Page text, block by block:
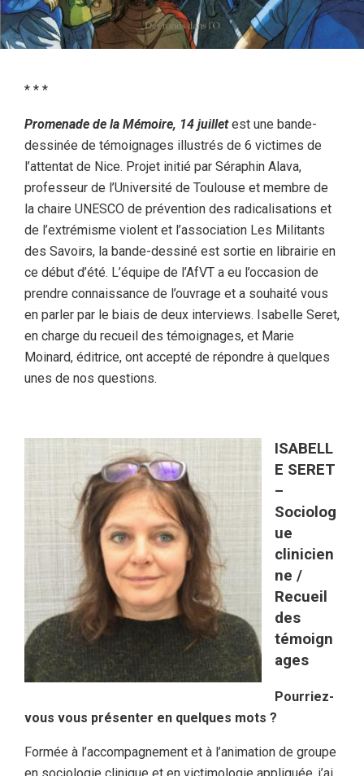
* * *
Promenade de la Mémoire, 14 juilletest une bande-
dessinée de témoignages illustrés de 6 victimes de
l’attentat de Nice. Projet initié par Séraphin Alava,
professeur de l’Université de Toulouse et membre de
la chaire UNESCO de prévention des radicalisations et
de l’extrémisme violent et l’association Les Militants
des Savoirs, la bande-dessiné est sortie en librairie en
ce début d’été. L’équipe de l’AfVT a eu l’occasion de
prendre connaissance de l’ouvrage et a souhaité vous
en parler par le biais de deux interviews. Isabelle Seret,
en charge du recueil des témoignages, et Marie
Moinard, éditrice, ont accepté de répondre à quelques
unes de nos questions.
ISABELL
E SERET
–
Sociolog
ue
clinicien
ne /
Recueil
des
témoign
ages
Pourriez-
vous vous présenter en quelques mots ?
Formée à l’accompagnement et à l’animation de groupe